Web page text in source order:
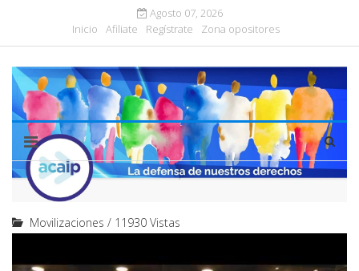
Agosto 07, 2026
Inicio
Afiliate Regístrate Zona opositores
Movilizaciones / 11930 Vistas